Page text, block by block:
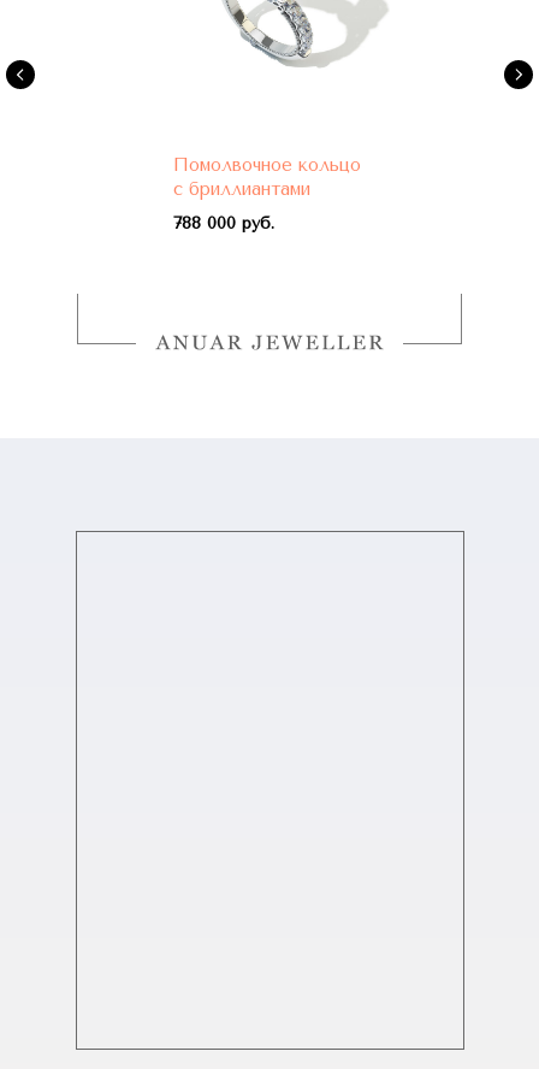
Помолвочное кольцо
с бриллиантами
788 000 руб.